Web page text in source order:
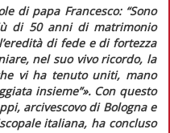
di papa Francesco: “Sono
di 50 anni di matrimonio
di fede e di fortezza
nel suo vivo ricordo, la
vi ha tenuto uniti, mano
insieme”». Con questo
arcivescovo di Bologna e
italiana, ha concluso